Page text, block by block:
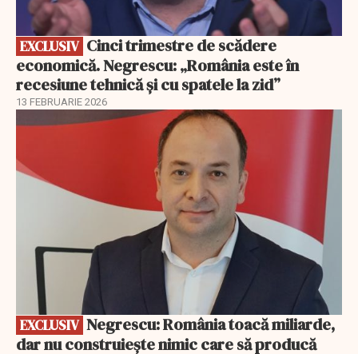
EXCLUSIV
economică. Negrescu: „România este în
recesiune tehnică și cu spatele la zid”
13 FEBRUARIE 2026
EXCLUSIV
EXCLUSIV
dar nu construiește nimic care să producă